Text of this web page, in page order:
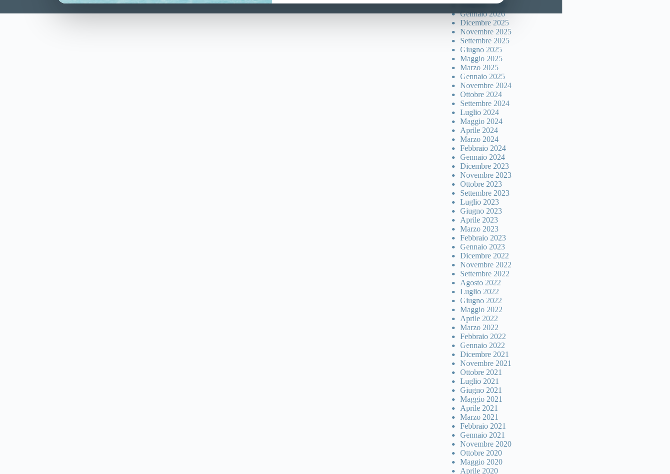
Febbraio 2026
Gennaio 2026
Dicembre 2025
Novembre 2025
Settembre 2025
Giugno 2025
Maggio 2025
Marzo 2025
Gennaio 2025
Novembre 2024
Ottobre 2024
Settembre 2024
Luglio 2024
Maggio 2024
Aprile 2024
Marzo 2024
Febbraio 2024
Gennaio 2024
Dicembre 2023
Novembre 2023
Ottobre 2023
Settembre 2023
Luglio 2023
Giugno 2023
Aprile 2023
Marzo 2023
Febbraio 2023
Gennaio 2023
Dicembre 2022
Novembre 2022
Settembre 2022
Agosto 2022
Luglio 2022
Giugno 2022
Maggio 2022
Aprile 2022
Marzo 2022
Febbraio 2022
Gennaio 2022
Dicembre 2021
Novembre 2021
Ottobre 2021
Luglio 2021
Giugno 2021
Maggio 2021
Aprile 2021
Marzo 2021
Febbraio 2021
Gennaio 2021
Novembre 2020
Ottobre 2020
Maggio 2020
Aprile 2020